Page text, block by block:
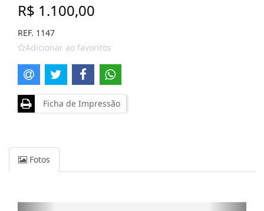
R$ 1.100,00
REF. 1147
Adicionar ao favoritos
Ficha de Impressão
Fotos